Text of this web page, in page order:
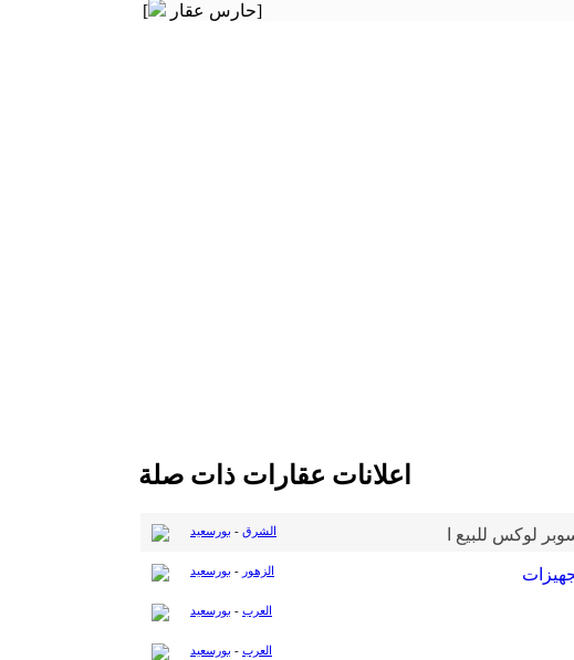
[
حارس عقار]
اعلانات عقارات ذات صلة
الشرق - بورسعيد
الزهور - بورسعيد
العرب - بورسعيد
العرب - بورسعيد